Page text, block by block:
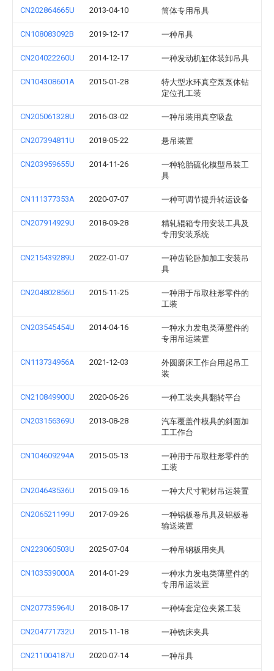
CN202864665U 2013-04-10 筒体专用吊具
CN108083092B 2019-12-17 一种吊具
CN204022260U 2014-12-17 一种发动机缸体装卸吊具
CN104308601A 2015-01-28
特大型水环真空泵泵体钻
定位孔工装
CN205061328U 2016-03-02 一种吊装用真空吸盘
CN207394811U 2018-05-22 悬吊装置
CN203959655U 2014-11-26
一种轮胎硫化模型吊装工
具
CN111377353A 2020-07-07 一种可调节提升转运设备
CN207914929U 2018-09-28
精轧辊箱专用安装工具及
专用安装系统
CN215439289U 2022-01-07
一种齿轮卧加加工安装吊
具
CN204802856U 2015-11-25
一种用于吊取柱形零件的
工装
CN203545454U 2014-04-16
一种水力发电类薄壁件的
专用吊运装置
CN113734956A 2021-12-03
外圆磨床工作台用起吊工
装
CN210849900U 2020-06-26 一种工装夹具翻转平台
CN203156369U 2013-08-28
汽车覆盖件模具的斜面加
工工作台
CN104609294A 2015-05-13
一种用于吊取柱形零件的
工装
CN204643536U 2015-09-16 一种大尺寸靶材吊运装置
CN206521199U 2017-09-26
一种铝板卷吊具及铝板卷
输送装置
CN223060503U 2025-07-04 一种吊钢板用夹具
CN103539000A 2014-01-29
一种水力发电类薄壁件的
专用吊运装置
CN207735964U 2018-08-17 一种铸套定位夹紧工装
CN204771732U 2015-11-18 一种铣床夹具
CN211004187U 2020-07-14 一种吊具